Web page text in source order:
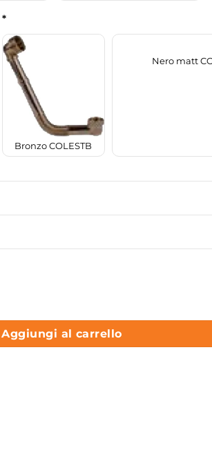
*
Bronzo COLESTB
Nero matt
Aggiungi al carrello